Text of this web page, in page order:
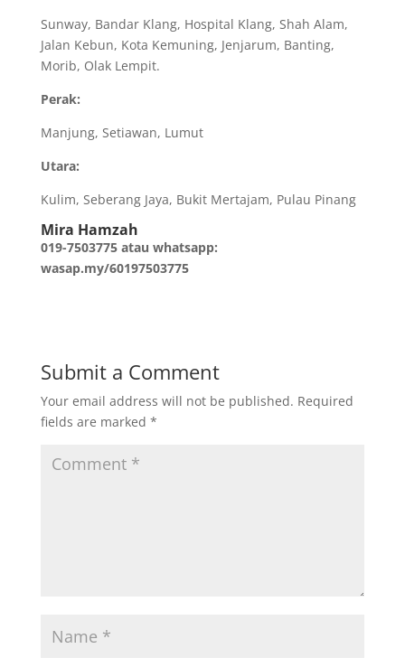
Sunway, Bandar Klang, Hospital Klang, Shah Alam,
Jalan Kebun, Kota Kemuning, Jenjarum, Banting,
Morib, Olak Lempit.
Perak:
Manjung, Setiawan, Lumut
Utara:
Kulim, Seberang Jaya, Bukit Mertajam, Pulau Pinang
Mira Hamzah
019-7503775 atau whatsapp:
wasap.my/60197503775
Submit a Comment
Your email address will not be published. Required
fields are marked *